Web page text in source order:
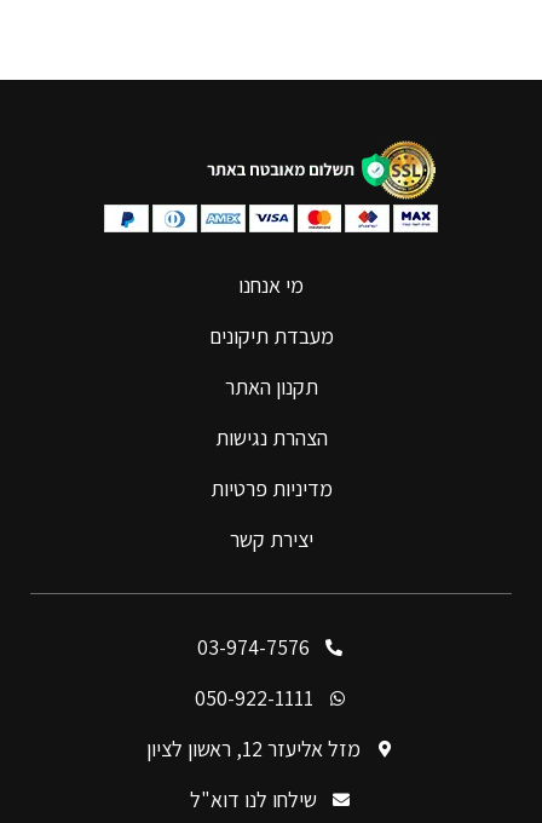
מי אנחנו
מעבדת תיקונים
תקנון האתר
הצהרת נגישות
מדיניות פרטיות
יצירת קשר
03-974-7576
050-922-1111
מזל אליעזר 12, ראשון לציון
שילחו לנו דוא"ל